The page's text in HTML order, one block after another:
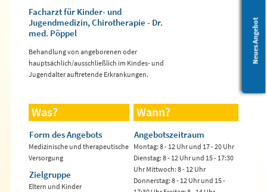
Leichte Sprache
Neues Angebot
Facharzt für Kinder- und
Jugendmedizin, Chirotherapie - Dr.
med. Pöppel
Behandlung von angeborenen oder
hauptsächlich/ausschließlich im Kindes- und
Jugendalter auftretende Erkrankungen.
Was?
Form des Angebots
Medizinische und therapeutische
Versorgung
Zielgruppe
Eltern und Kinder
Wann?
Angebotszeitraum
Montag: 8 - 12 Uhr und 17 - 20 Uhr
Dienstag: 8 - 12 Uhr und 15 - 17:30
Uhr Mittwoch: 8 - 12 Uhr
Donnerstag: 8 - 12 Uhr und 15 -